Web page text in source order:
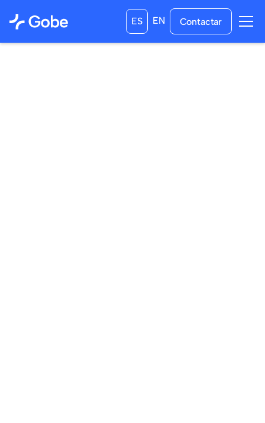
ES EN Contactar